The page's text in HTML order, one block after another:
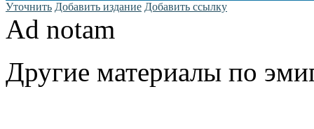
Уточнить Добавить издание Добавить ссылку
Ad notam
Другие материалы по